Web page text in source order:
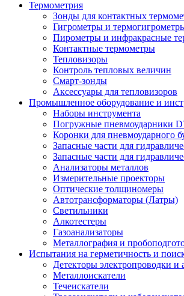
Термометрия
Зонды для контактных
Гигрометры и
Пирометры и инфракрасные
Контактные термометры
Тепловизоры
Контроль тепловых величин
Смарт-зонды
Аксессуары для тепловизоров
Промышленное оборудование и
Наборы инструмента
Погружные пневмоударники
Коронки для пневмоударного
Запасные части для
Запасные части для
Анализаторы металлов
Измерительные проекторы
Оптические толщиномеры
Автотрансформаторы (Латры)
Светильники
Алкотестеры
Газоанализаторы
Металлография и
Испытания на герметичность и
Детекторы электропроводки и
Металлоискатели
Течеискатели